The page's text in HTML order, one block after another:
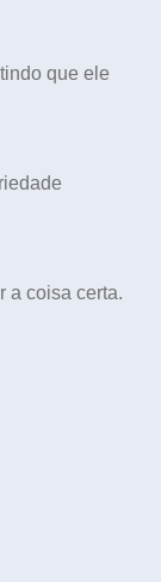
que ele
a coisa certa.